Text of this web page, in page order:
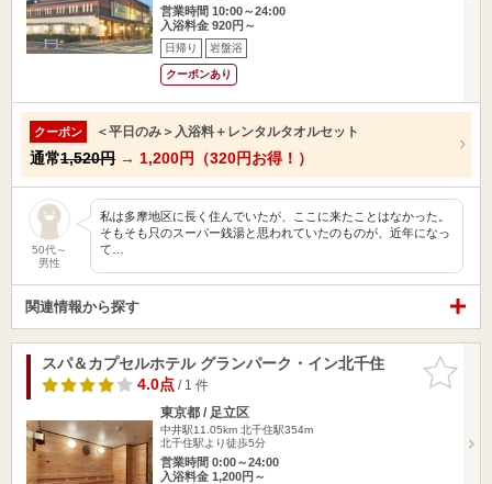
営業時間 10:00～24:00
入浴料金 920円～
日帰り 岩盤浴
クーポンあり
クーポン ＜平日のみ＞入浴料＋レンタルタオルセット
通常1,520円 → 1,200円（320円お得！）
50代～
男性
私は多摩地区に長く住んでいたが、ここに来たことはなかった。
そもそも只のスーパー銭湯と思われていたのものが、近年になっ
て…
関連情報から探す
お気に入
りに追加
スパ＆カプセルホテル グランパーク・イン北千住
4.0点/ 1 件
東京都 / 足立区
中井駅11.05km 北千住駅354m
北千住駅より徒歩5分
営業時間 0:00～24:00
入浴料金 1,200円～